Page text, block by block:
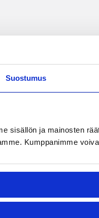
Suostumus
sisällön ja mainosten
Kumppanimme